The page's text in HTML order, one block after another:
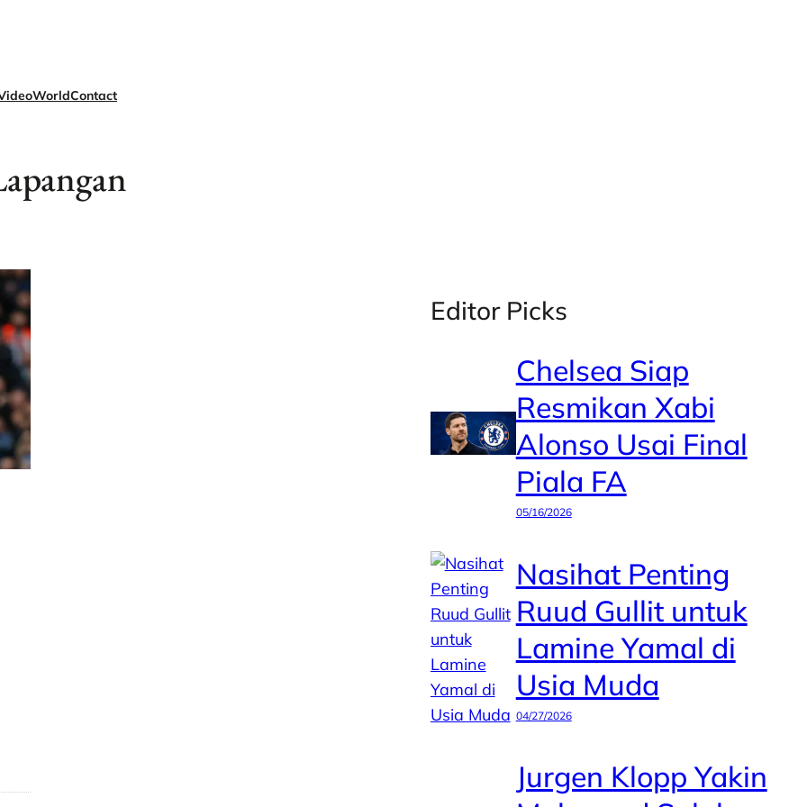
WorldContact
Editor Picks
Chelsea Siap
Resmikan Xabi
Alonso Usai Final
Piala FA
05/16/2026
Nasihat Penting
Ruud Gullit untuk
Lamine Yamal di
Usia Muda
04/27/2026
Jurgen Klopp Yakin